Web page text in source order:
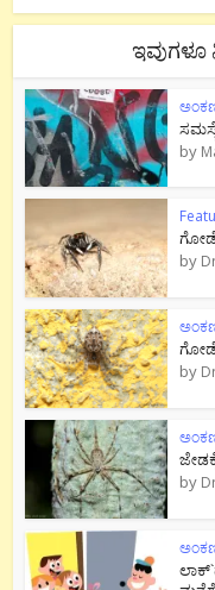
ಇವುಗಳೂ
by
by
by
by